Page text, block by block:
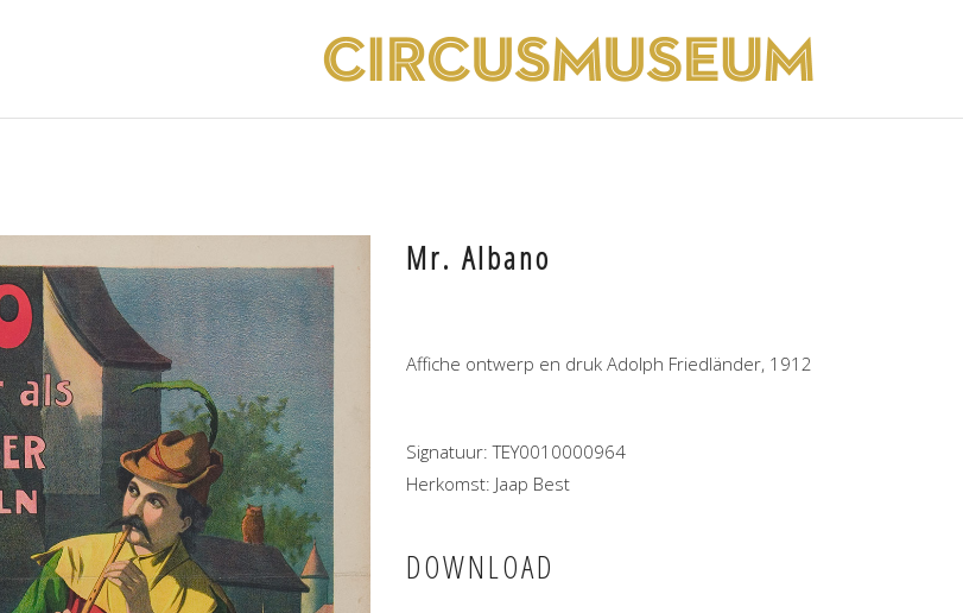
Mr. Albano
Affiche ontwerp en druk Adolph Friedländer, 1912
Signatuur: TEY0010000964
Herkomst: Jaap Best
DOWNLOAD